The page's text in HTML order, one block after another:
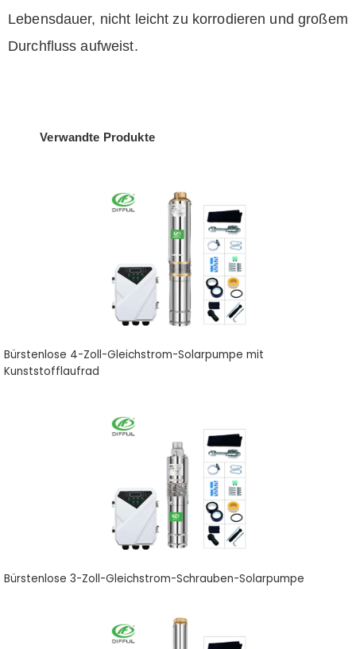
Lebensdauer, nicht leicht zu korrodieren und großem
Durchfluss aufweist.
Verwandte Produkte
Bürstenlose 4-Zoll-Gleichstrom-Solarpumpe mit
Kunststofflaufrad
Bürstenlose 3-Zoll-Gleichstrom-Schrauben-Solarpumpe